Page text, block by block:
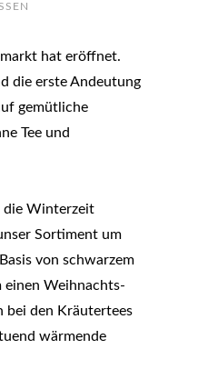
hat eröffnet.
die erste Andeutung
gemütliche
Tee und
die Winterzeit
Sortiment um
von schwarzem
einen Weihnachts-
bei den Kräutertees
wärmende